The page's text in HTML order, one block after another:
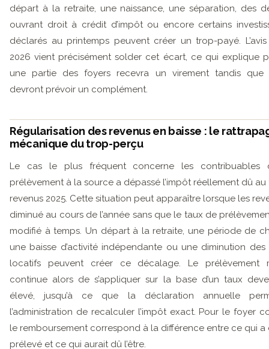
départ à la retraite, une naissance, une séparation, des
ouvrant droit à crédit d’impôt ou encore certains
déclarés au printemps peuvent créer un trop-payé. L’avis
2026 vient précisément solder cet écart, ce qui explique
une partie des foyers recevra un virement tandis que
devront prévoir un complément.
Régularisation des revenus en baisse : le
mécanique du trop-perçu
Le cas le plus fréquent concerne les contribuables
prélèvement à la source a dépassé l’impôt réellement dû au
revenus 2025. Cette situation peut apparaître lorsque les
diminué au cours de l’année sans que le taux de
modifié à temps. Un départ à la retraite, une période de
une baisse d’activité indépendante ou une diminution des
locatifs peuvent créer ce décalage. Le prélèvement
continue alors de s’appliquer sur la base d’un taux
élevé, jusqu’à ce que la déclaration annuelle
l’administration de recalculer l’impôt exact. Pour le foyer
le remboursement correspond à la différence entre ce qui a
prélevé et ce qui aurait dû l’être.